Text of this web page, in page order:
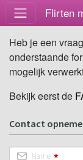
Flirten
Heb je een
onderstaande
mogelijk
Bekijk eerst de